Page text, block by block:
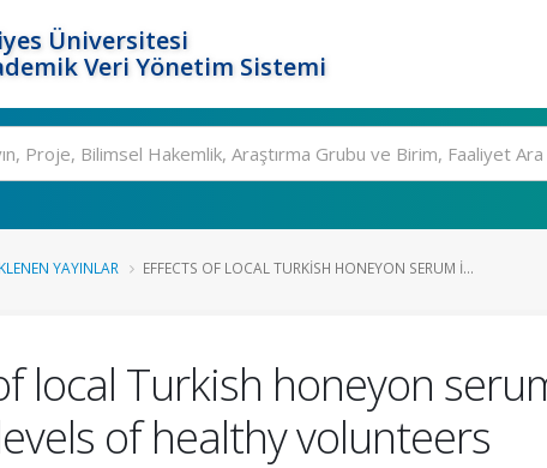
Üniversitesi
Veri Yönetim Sistemi
YAYINLAR EFFECTS OF LOCAL TURKISH HONEYON SERUM I...
local Turkish honeyon
of healthy volunteers